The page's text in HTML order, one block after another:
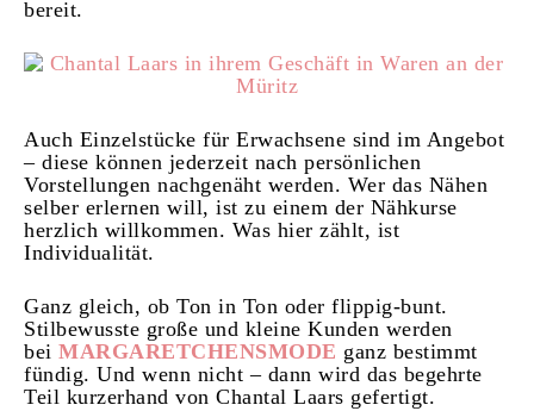
bereit.
Auch Einzelstücke für Erwachsene sind im Angebot
– diese können jederzeit nach persönlichen
Vorstellungen nachgenäht werden. Wer das Nähen
selber erlernen will, ist zu einem der Nähkurse
herzlich willkommen. Was hier zählt, ist
Individualität.
Ganz gleich, ob Ton in Ton oder flippig-bunt.
Stilbewusste große und kleine Kunden werden
bei MARGARETCHENSMODE ganz bestimmt
fündig. Und wenn nicht – dann wird das begehrte
Teil kurzerhand von Chantal Laars gefertigt.